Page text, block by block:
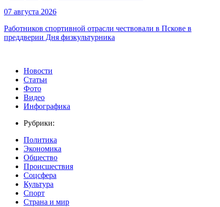
07 августа 2026
Работников спортивной отрасли чествовали в Пскове в
преддверии Дня физкультурника
Новости
Статьи
Фото
Видео
Инфографика
Рубрики:
Политика
Экономика
Общество
Происшествия
Соцсфера
Культура
Спорт
Страна и мир